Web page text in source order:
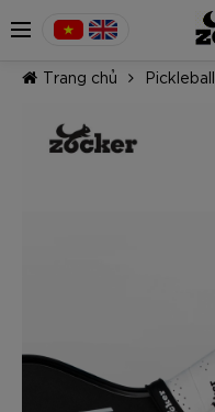
Trang chủ Pickleball